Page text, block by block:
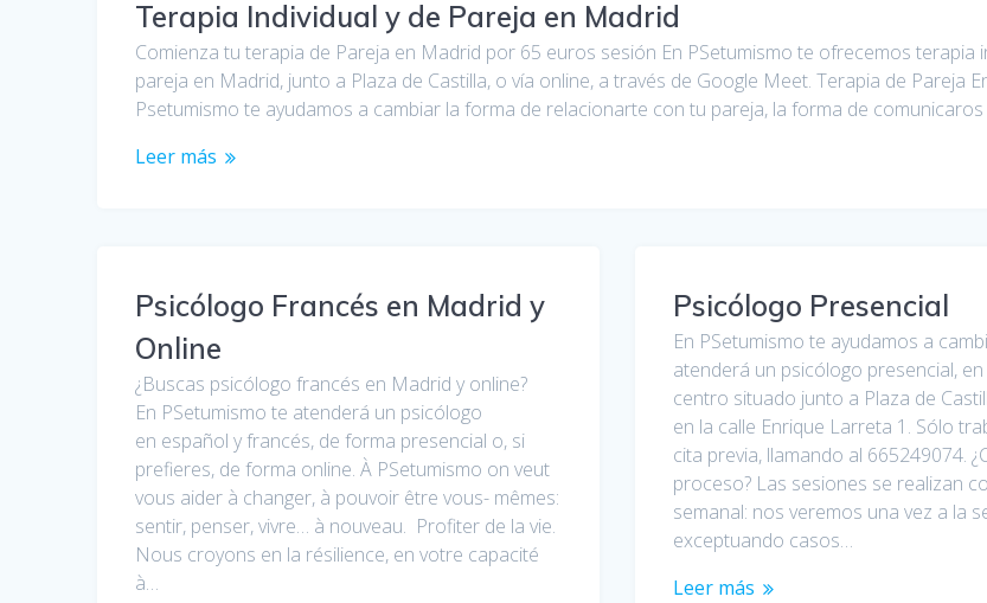
Terapia Individual y de Pareja en Madrid
Comienza tu terapia de Pareja en Madrid por 65 euros sesión En PSetumismo te ofrecemos terapia
pareja en Madrid, junto a Plaza de Castilla, o vía online, a través de Google Meet. Terapia de Pareja
Psetumismo te ayudamos a cambiar la forma de relacionarte con tu pareja, la forma de
Leer más
Psicólogo Francés en Madrid y
Online
¿Buscas psicólogo francés en Madrid y online?
En PSetumismo te atenderá un psicólogo
en español y francés, de forma presencial o, si
prefieres, de forma online. À PSetumismo on veut
vous aider à changer, à pouvoir être vous- mêmes:
sentir, penser, vivre… à nouveau. Profiter de la vie.
Nous croyons en la résilience, en votre capacité
à…
Psicólogo Presencial
En PSetumismo te ayudamos a
atenderá un psicólogo presencial,
centro situado junto a Plaza de
en la calle Enrique Larreta 1. Sólo
cita previa, llamando al 665249074.
proceso? Las sesiones se realizan
semanal: nos veremos una vez a la
exceptuando casos…
Leer más